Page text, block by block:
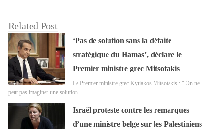
Related Post
‘Pas de solution sans la défaite
stratégique du Hamas’, déclare le
Premier ministre grec Mitsotakis
Le Premier ministre grec Kyriakos Mitsotakis : " On ne
peut pas imaginer une solution…
Israël proteste contre les remarques
d’une ministre belge sur les Palestiniens